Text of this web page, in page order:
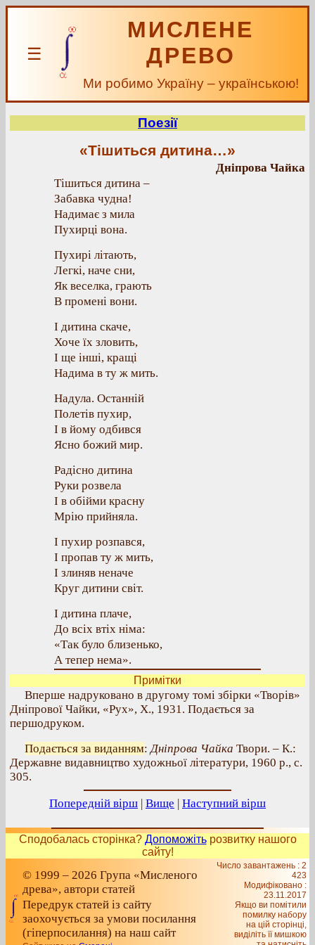
☰
МИСЛЕНЕ
ДРЕВО
Ми робимо Україну – українською!
Поезії
«Тішиться дитина…»
Дніпрова Чайка
Тішиться дитина –
Забавка чудна!
Надимає з мила
Пухирці вона.
Пухирі літають,
Легкі, наче сни,
Як веселка, грають
В промені вони.
І дитина скаче,
Хоче їх зловить,
І ще інші, кращі
Надима в ту ж мить.
Надула. Останній
Полетів пухир,
І в йому одбився
Ясно божий мир.
Радісно дитина
Руки розвела
І в обійми красну
Мрію прийняла.
І пухир розпався,
І пропав ту ж мить,
І злиняв неначе
Круг дитини світ.
І дитина плаче,
До всіх втіх німа:
«Так було близенько,
А тепер нема».
Примітки
Вперше надруковано в другому томі збірки «Творів»
Дніпрової Чайки, «Рух», X., 1931. Подається за
першодруком.
Подається за виданням:Дніпрова Чайка Твори. – К.:
Державне видавництво художньої літератури, 1960 р., с.
305.
Попередній вірш | Вище | Наступний вірш
Сподобалась сторінка? Допоможітьрозвитку нашого
сайту!
© 1999 – 2026 Група «Мисленого
древа», автори статей
Передрук статей із сайту
заохочується за умови посилання
(гіперпосилання) на наш сайт
Число завантажень : 2
423
Модифіковано :
23.11.2017
Якщо ви помітили
помилку набору
на цiй сторiнцi,
видiлiть її мишкою